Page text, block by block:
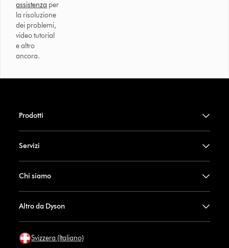
assistenza per
la risoluzione
dei problemi,
video tutorial
e altro
ancora.
Prodotti
Servizi
Chi siamo
Altro da Dyson
Svizzera (Italiano)